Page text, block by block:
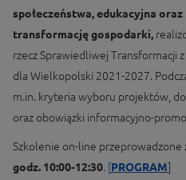
społeczeństwa, edukacyjna
transformację gospodarki,
rzecz Sprawiedliwej Transformacji
dla Wielkopolski 2021-2027.
m.in. kryteria wyboru projektów,
oraz obowiązki informacyjno-
Szkolenie on-line przeprowadzone
godz. 10:00-12:30. [PROGRAM]